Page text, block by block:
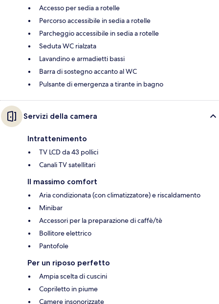
Accesso per sedia a rotelle
Percorso accessibile in sedia a rotelle
Parcheggio accessibile in sedia a rotelle
Seduta WC rialzata
Lavandino e armadietti bassi
Barra di sostegno accanto al WC
Pulsante di emergenza a tirante in bagno
Servizi della camera
Intrattenimento
TV LCD da 43 pollici
Canali TV satellitari
Il massimo comfort
Aria condizionata (con climatizzatore) e riscaldamento
Minibar
Accessori per la preparazione di caffè/tè
Bollitore elettrico
Pantofole
Per un riposo perfetto
Ampia scelta di cuscini
Copriletto in piume
Camere insonorizzate